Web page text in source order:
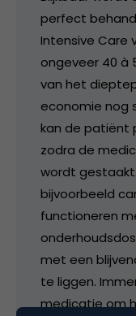
perfect
Intensive Care
ongeveer 40 à
van het
economie nog
kan de patiënt
zodra de
wordt
bijvoorbeeld
functioneren
met een
te liggen.
medicatie om